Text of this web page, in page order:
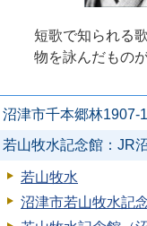
短歌で知られる
物を詠んだもの
沼津市千本郷林1907-
若山牧水記念館：JR
若山牧水
沼津市若山牧水記